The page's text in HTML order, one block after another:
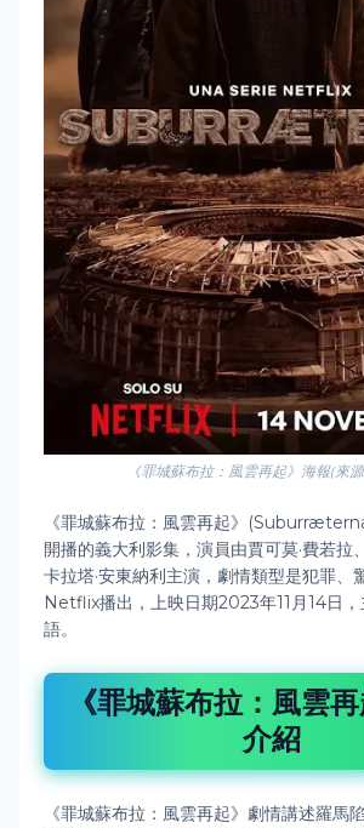
《罪城蘇布拉：風雲再起》海報(來
《罪城蘇布拉：風雲再起》
開播的義大利影集，演員由賈可莫·費若拉
卡拉塔·安東納利主演，劇情類型是犯罪、
Netflix播出，上映日期2023年11月14日
語。
《罪城蘇布拉：風雲
介紹
《罪城蘇布拉：風雲再起》 劇情講述羅馬